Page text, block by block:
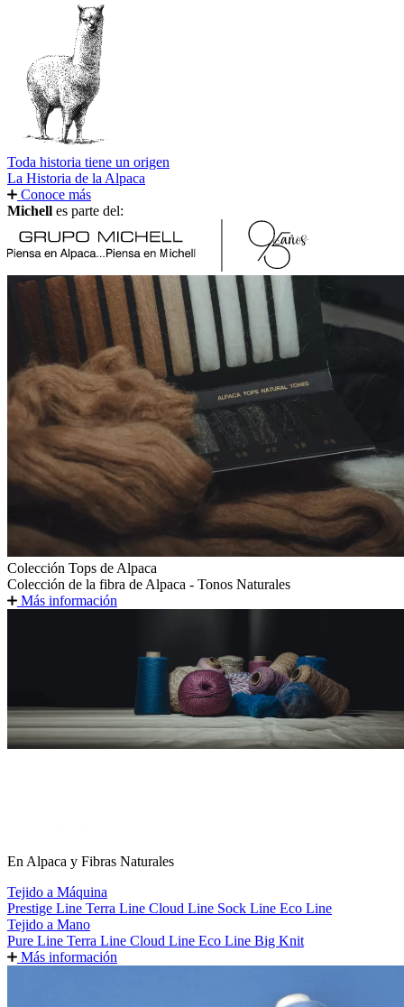
Toda historia tiene un origen
La Historia de la Alpaca
Conoce más
Michell es parte del:
Colección Tops de Alpaca
Colección de la fibra de Alpaca - Tonos Naturales
Más información
En Alpaca y Fibras Naturales
Tejido a Máquina
Prestige Line Terra Line Cloud Line Sock Line Eco Line
Tejido a Mano
Pure Line Terra Line Cloud Line Eco Line Big Knit
Más información